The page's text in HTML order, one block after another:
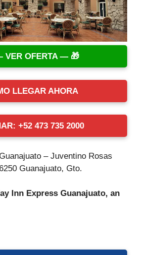
VER OFERTA —
LLEGAR AHORA
+52 473 735 2000
– Juventino Rosas
Guanajuato, Gto.
Inn Express Guanajuato, an